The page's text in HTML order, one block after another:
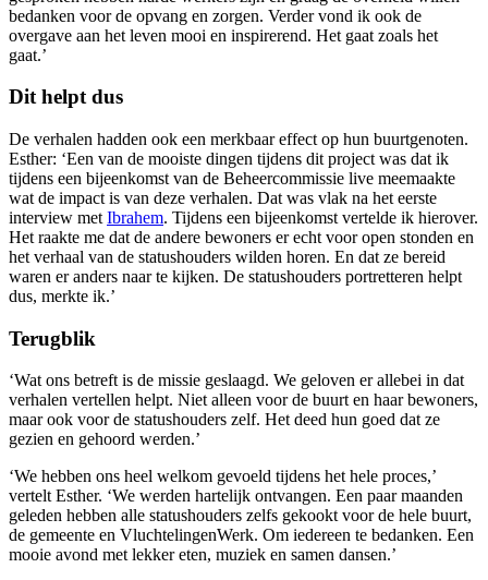
bedanken voor de opvang en zorgen. Verder vond ik ook de
overgave aan het leven mooi en inspirerend. Het gaat zoals het
gaat.’
Dit helpt dus
De verhalen hadden ook een merkbaar effect op hun buurtgenoten.
Esther: ‘Een van de mooiste dingen tijdens dit project was dat ik
tijdens een bijeenkomst van de Beheercommissie live meemaakte
wat de impact is van deze verhalen. Dat was vlak na het eerste
interview met Ibrahem. Tijdens een bijeenkomst vertelde ik hierover.
Het raakte me dat de andere bewoners er echt voor open stonden en
het verhaal van de statushouders wilden horen. En dat ze bereid
waren er anders naar te kijken. De statushouders portretteren helpt
dus, merkte ik.’
Terugblik
‘Wat ons betreft is de missie geslaagd. We geloven er allebei in dat
verhalen vertellen helpt. Niet alleen voor de buurt en haar bewoners,
maar ook voor de statushouders zelf. Het deed hun goed dat ze
gezien en gehoord werden.’
‘We hebben ons heel welkom gevoeld tijdens het hele proces,’
vertelt Esther. ‘We werden hartelijk ontvangen. Een paar maanden
geleden hebben alle statushouders zelfs gekookt voor de hele buurt,
de gemeente en VluchtelingenWerk. Om iedereen te bedanken. Een
mooie avond met lekker eten, muziek en samen dansen.’